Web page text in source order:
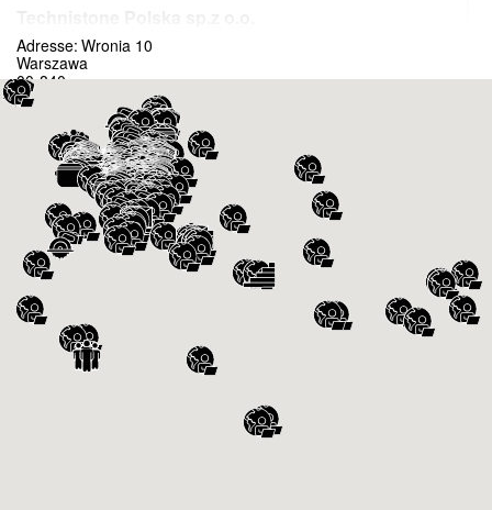
Adresse: Wronia 10
Warszawa
00-840
Web:
Technistone Deutschland GmbH
Adresse:Gütterhallenstraße 1, 68159
Mannheim, Deutschland
Mannheim
Colosseum
Adresse:Průhonická 119
Čestlice-Říčany u Prahy